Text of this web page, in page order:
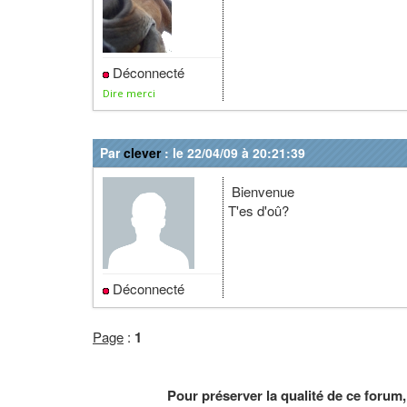
Déconnecté
Dire merci
Parclever: le 22/04/09 à 20:21:39
Déconnecté
Bienvenue
T'es d'oû?
Page : 1
Pour préserver la qualité de ce